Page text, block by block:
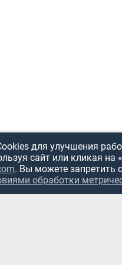
для улучшения
сайт или кликая
. Вы можете запретить
обработки